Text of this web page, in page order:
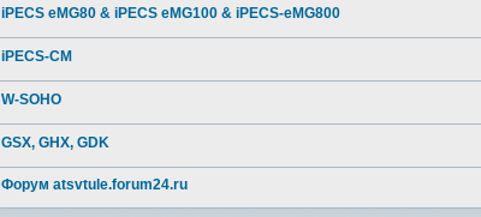
iPECS eMG80 & iPECS eMG100 & iPECS-eMG800
iPECS-CM
W-SOHO
GSX, GHX, GDK
Форум atsvtule.forum24.ru